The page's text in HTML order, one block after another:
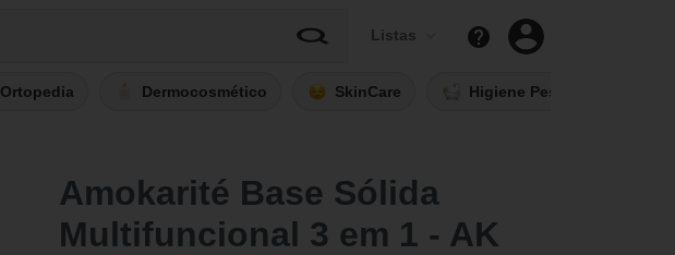
Listas
Ortopedia Dermocosmético SkinCare Higiene Pessoal
Amokarité Base Sólida
Multifuncional 3 em 1 - AK